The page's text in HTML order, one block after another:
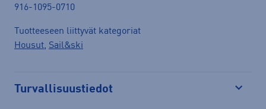
916-1095-0710
Tuotteeseen liittyvät kategoriat
Housut, Sail&ski
Turvallisuustiedot